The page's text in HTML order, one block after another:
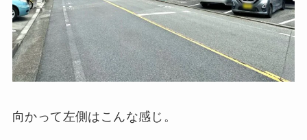
向かって左側はこんな感じ。